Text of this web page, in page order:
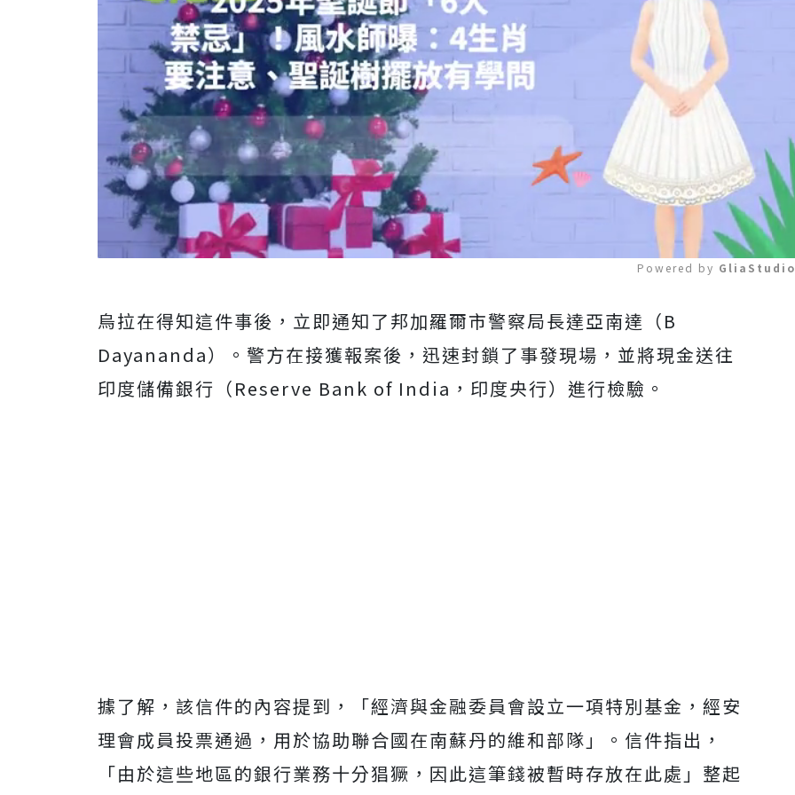
Powered by
烏拉在得知這件事後，立即通知了邦加羅爾市警察局長達亞南達（B
Dayananda）。警方在接獲報案後，迅速封鎖了事發現場，並將現金送往
印度儲備銀行（Reserve Bank of India，印度央行）進行檢驗。
據了解，該信件的內容提到，「經濟與金融委員會設立一項特別基金，經安
理會成員投票通過，用於協助聯合國在南蘇丹的維和部隊」。信件指出，
「由於這些地區的銀行業務十分猖獗，因此這筆錢被暫時存放在此處」整起